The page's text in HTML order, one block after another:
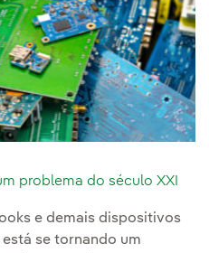
problema do século XXI
e demais dispositivos
se tornando um